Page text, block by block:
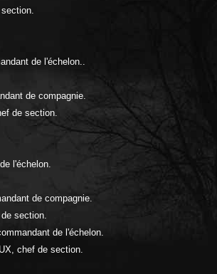
de l'échelon..
de compagnie.
de section.
l'échelon.
de compagnie.
section.
de l'échelon.
chef de section.